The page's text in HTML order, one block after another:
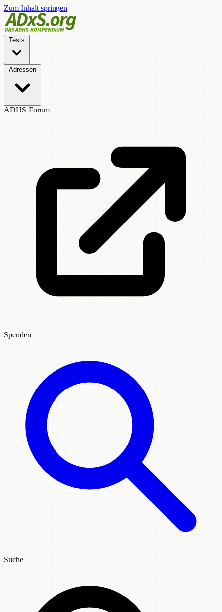
Zum Inhalt springen
Tests
Adressen
ADHS-Forum
Spenden
Suche